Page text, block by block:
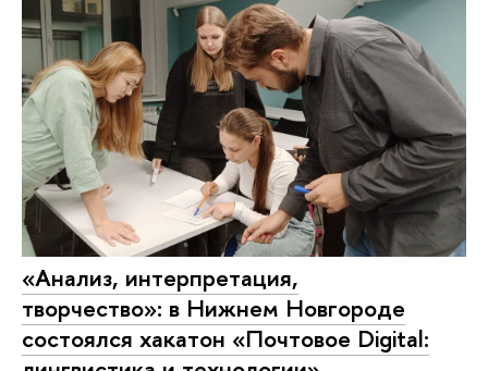
«Анализ, интерпретация,
творчество»: в Нижнем Новгороде
состоялся хакатон «Почтовое Digital: